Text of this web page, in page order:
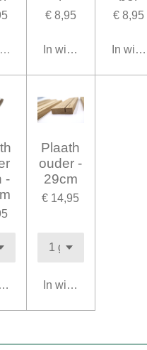
€ 8,95
In winkelwagen
€ 8,95
In
-
Plaath
ouder -
29cm
€ 14,95
In winkelwagen